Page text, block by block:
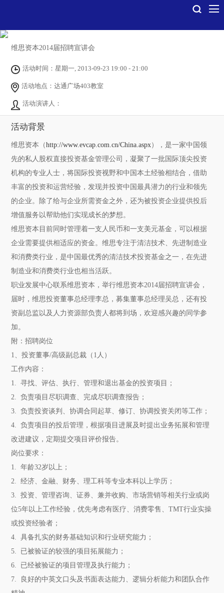
维思资本2014届招聘宣讲会
活动时间：星期一, 2013-09-23 19:00 - 21:00
活动地点：达通广场403教室
活动演讲人：
活动背景
维思资本（http://www.evcap.com.cn/China.aspx），是一家中国领
先的私人股权直接投资基金管理公司，凝聚了一批国际顶尖投资
机构的专业人士，将国际投资视野和中国本土经验相结合，借助
丰富的投资和运营经验，发现并投资中国最具潜力的行业和领先
的企业。除了给与企业所需资金之外，还为被投资企业提供投后
增值服务以帮助他们实现成长的梦想。
维思资本目前同时管理着一支人民币和一支美元基金，可以根据
企业需要提供相适应的资金。维思专注于清洁技术、先进制造业
和消费类行业，是中国最优秀的清洁技术投资基金之一，在先进
制造业和消费类行业也相当活跃。
职业发展中心联系维思资本，举行维思资本2014届招聘宣讲会，
届时，维思投资董事总经理李总，募集董事总经理吴总，还有投
资副总监以及人力资源部负责人都将到场，欢迎感兴趣的同学参
加。
附：招聘岗位
1 、投资董事/高级副总裁（1人）
工作内容：
1. 寻找、评估、执行、管理和退出基金的投资项目；
2. 负责项目尽职调查、完成尽职调查报告；
3. 负责投资谈判、协调合同起草、修订、协调投资关闭等工作；
4. 负责项目的投后管理，根据项目进展及时提出业务拓展和管理
改进建议，定期提交项目评价报告。
岗位要求：
1. 年龄32岁以上；
2. 经济、金融、财务、理工科等专业本科以上学历；
3. 投资、管理咨询、证券、兼并收购、市场营销等相关行业或岗
位5年以上工作经验，优先考虑有医疗、消费零售、TMT行业实操
或投资经验者；
4. 具备扎实的财务基础知识和行业研究能力；
5. 已被验证的较强的项目拓展能力；
6. 已经被验证的项目管理及执行能力；
7. 良好的中英文口头及书面表达能力、逻辑分析能力和团队合作